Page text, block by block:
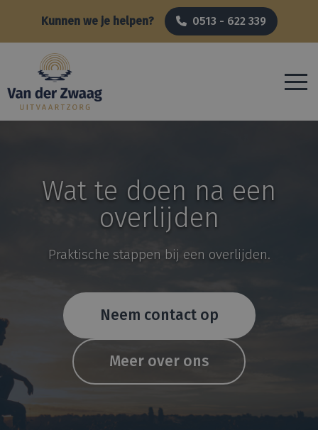
Kunnen we je helpen? 0513 - 622 339
Wat te doen na een
overlijden
Praktische stappen bij een overlijden.
Neem contact op
Meer over ons